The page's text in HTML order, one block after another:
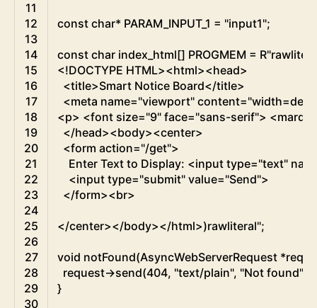
11
12
13
14
15
16
17
18
19
20
21
22
23
24
25
26
27
28
29
30
const char* PARAM_INPUT_1 = "input1";
const char index_html[] PROGMEM = R
<!DOCTYPE HTML><html><head>
<title>Smart Notice Board</title>
<meta name="viewport" content="width=
<p> <font size="9" face="sans-serif">
</head><body><center>
<form action="/get">
Enter Text to Display: <input type="text"
<input type="submit" value="Send">
</form><br>
</center></body></html>)rawliteral";
void notFound(AsyncWebServerRequest *
request->send(404, "text/plain", "Not found"
}